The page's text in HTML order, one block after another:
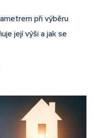
při výběru
její výši a jak se